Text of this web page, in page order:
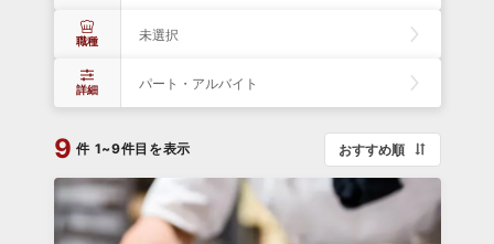
職種 未選択
詳細 パート・アルバイト
9 件 1~9件目を表示 おすすめ順